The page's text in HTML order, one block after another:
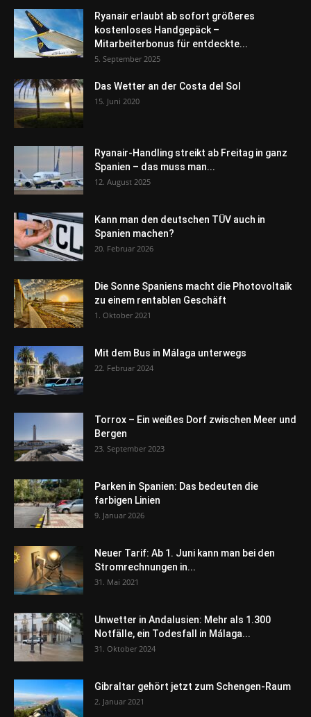
Ryanair erlaubt ab sofort größeres
kostenloses Handgepäck –
Mitarbeiterbonus für entdeckte...
5. September 2025
Das Wetter an der Costa del Sol
15. Juni 2020
Ryanair-Handling streikt ab Freitag in ganz
Spanien – das muss man...
12. August 2025
Kann man den deutschen TÜV auch in
Spanien machen?
20. Februar 2026
Die Sonne Spaniens macht die Photovoltaik
zu einem rentablen Geschäft
1. Oktober 2021
Mit dem Bus in Málaga unterwegs
22. Februar 2024
Torrox – Ein weißes Dorf zwischen Meer und
Bergen
23. September 2023
Parken in Spanien: Das bedeuten die
farbigen Linien
9. Januar 2026
Neuer Tarif: Ab 1. Juni kann man bei den
Stromrechnungen in...
31. Mai 2021
Unwetter in Andalusien: Mehr als 1.300
Notfälle, ein Todesfall in Málaga...
31. Oktober 2024
Gibraltar gehört jetzt zum Schengen-Raum
2. Januar 2021